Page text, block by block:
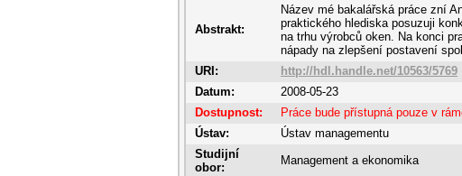
Abstrakt:
Název mé bakalářská práce zní
praktického hlediska posuzuji
na trhu výrobců oken. Na konci
nápady na zlepšení postavení
URI:
http://hdl.handle.net/10563/5769
Datum:
2008-05-23
Dostupnost:
Práce bude přístupná pouze v
Ústav:
Ústav managementu
Studijní
obor:
Management a ekonomika